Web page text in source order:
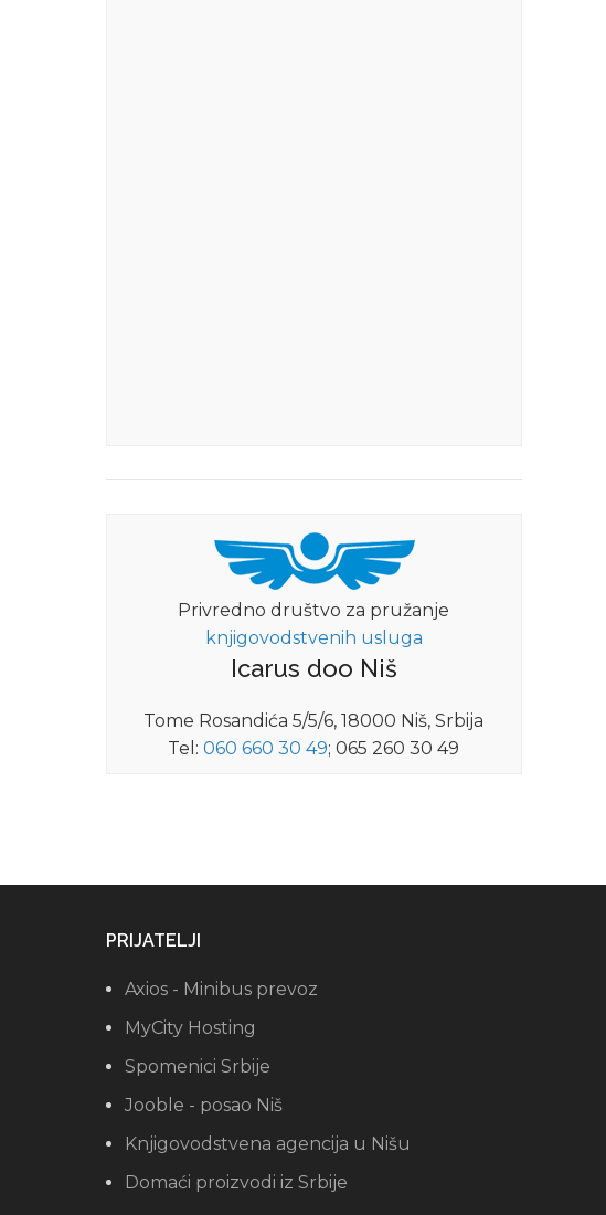
Privredno društvo za pružanje
knjigovodstvenih usluga
Icarus doo Niš
Tome Rosandića 5/5/6, 18000 Niš, Srbija
Tel:060 660 30 49; 065 260 30 49
PRIJATELJI
Axios - Minibus prevoz
MyCity Hosting
Spomenici Srbije
Jooble - posao Niš
Knjigovodstvena agencija u Nišu
Domaći proizvodi iz Srbije